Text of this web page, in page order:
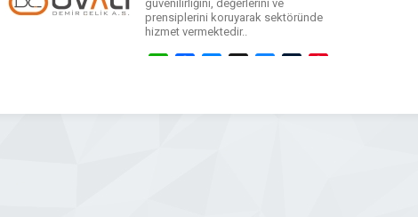
güvenilirliğini, değerlerini ve
prensiplerini koruyarak sektöründe
hizmet vermektedir..